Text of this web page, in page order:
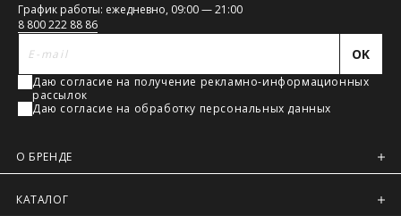
связь
График работы: ежедневно, 09:00 — 21:00
8 800 222 88 86
OK
Даю согласие на получение рекламно-информационных
рассылок
Даю согласие на обработку персональных данных
О БРЕНДЕ
КАТАЛОГ
Обхват бёдер— измеряют в горизонтальной плоскости по
наиболее выступающим точкам ягодиц.
Регионы России, Московская обл., Ленинградская обл.
Intellect Money.